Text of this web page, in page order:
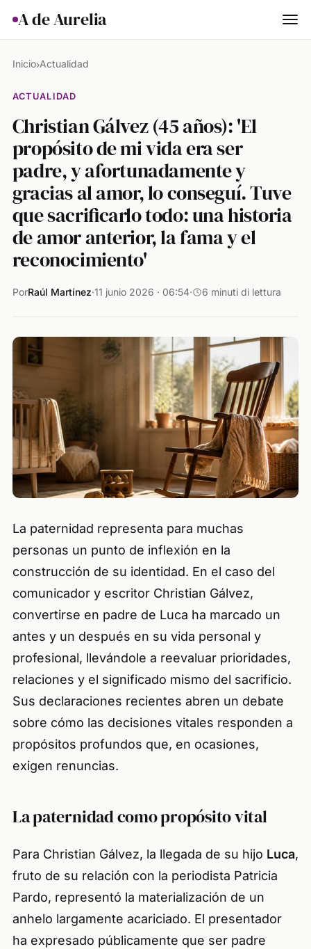
A de Aurelia
Salud
Ciencia & Naturaleza
Animales
Lifestyle
Inicio›Actualidad
ACTUALIDAD
Christian Gálvez (45 años): 'El
propósito de mi vida era ser
padre, y afortunadamente y
gracias al amor, lo conseguí. Tuve
que sacrificarlo todo: una historia
de amor anterior, la fama y el
reconocimiento'
PorRaúl Martínez·11 junio 2026 · 06:54· 6 minuti di lettura
La paternidad representa para muchas
personas un punto de inflexión en la
construcción de su identidad. En el caso del
comunicador y escritor Christian Gálvez,
convertirse en padre de Luca ha marcado un
antes y un después en su vida personal y
profesional, llevándole a reevaluar prioridades,
relaciones y el significado mismo del sacrificio.
Sus declaraciones recientes abren un debate
sobre cómo las decisiones vitales responden a
propósitos profundos que, en ocasiones,
exigen renuncias.
La paternidad como propósito vital
Para Christian Gálvez, la llegada de su hijo Luca,
fruto de su relación con la periodista Patricia
Pardo, representó la materialización de un
anhelo largamente acariciado. El presentador
ha expresado públicamente que ser padre